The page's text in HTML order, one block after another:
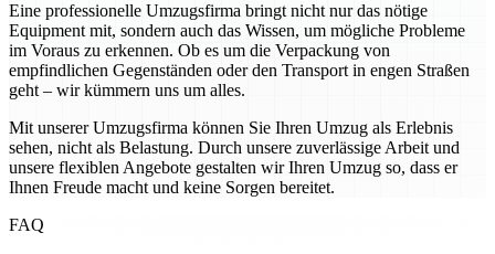
Eine professionelle Umzugsfirma bringt nicht nur das nötige
Equipment mit, sondern auch das Wissen, um mögliche Probleme
im Voraus zu erkennen. Ob es um die Verpackung von
empfindlichen Gegenständen oder den Transport in engen Straßen
geht – wir kümmern uns um alles.
Mit unserer Umzugsfirma können Sie Ihren Umzug als Erlebnis
sehen, nicht als Belastung. Durch unsere zuverlässige Arbeit und
unsere flexiblen Angebote gestalten wir Ihren Umzug so, dass er
Ihnen Freude macht und keine Sorgen bereitet.
FAQ